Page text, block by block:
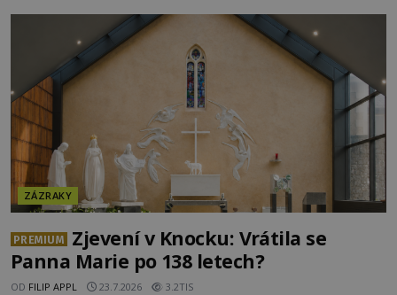
tajemství pocházející ze samých počátků lidské
civilizace? Nebo dokonce z temných vod minulosti
ještě mnohem hlubších? [g
ZÁZRAKY
PREMIUM
Zjevení v Knocku: Vrátila se
Panna Marie po 138 letech?
OD FILIP APPL 23.7.2026 3.2TIS